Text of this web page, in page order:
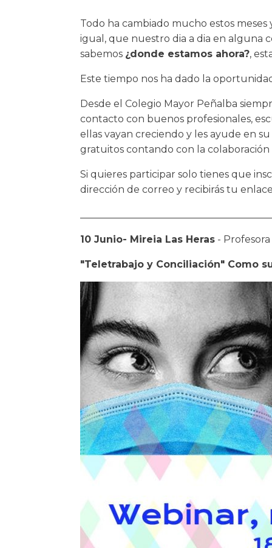
Todo ha cambiado mucho estos
igual, que nuestro dia a dia en alguna
sabemos ¿donde estamos ahora?,
Este tiempo nos ha dado la
Desde el Colegio Mayor Peñalba
contacto con buenos profesionales,
ellas vayan creciendo y les ayude en
gratuitos contando con la colaboración
Si quieres participar solo tienes que
dirección de correo y recibirás tu
10 Junio- Mireia Las Heras -
"Teletrabajo y Conciliación" Como